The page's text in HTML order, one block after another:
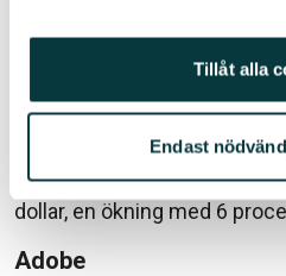
Tillåt alla
Endast
världens minsta hjärtpump.
förkorta tiden på sjukhus
patienterna att behålla sitt
exempelvis en pacemaker.
Bolagets intäkter var 270
med 13 procent. Vinsten
dollar, en ökning med 6
Adobe